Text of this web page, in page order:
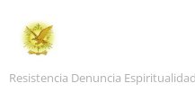
Resistencia Denuncia Espiritualidad